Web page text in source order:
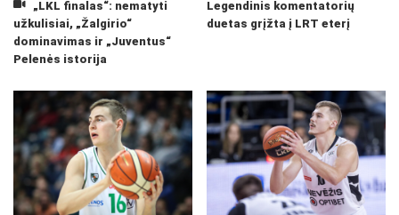
„LKL finalas“: nematyti
užkulisiai, „Žalgirio“
dominavimas ir „Juventus“
Pelenės istorija
Legendinis komentatorių
duetas grįžta į LRT eterį